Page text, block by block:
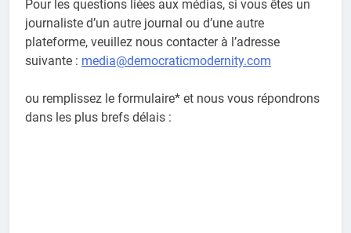
Pour les questions liées aux médias, si vous êtes un
journaliste d’un autre journal ou d’une autre
plateforme, veuillez nous contacter à l’adresse
suivante : media@democraticmodernity.com
ou remplissez le formulaire* et nous vous répondrons
dans les plus brefs délais :